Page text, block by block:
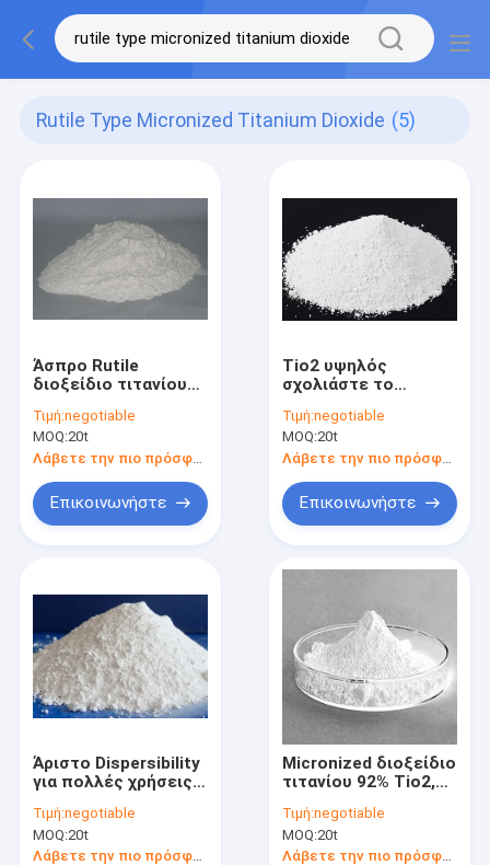
Rutile Type Micronized Titanium Dioxide (5)
Άσπρο Rutile
διοξείδιο τιτανίου
Micronized στη σκιά
ματιών
Τιμή:negotiable
MOQ:20t
Λάβετε την πιο πρόσφατη τιμή
Επικοινωνήστε
Tio2 υψηλός
σχολιάστε το
τιτανίου για το
βιομηχανικό
επίστρωμα
Τιμή:negotiable
MOQ:20t
Επικοινωνήστε
Άριστο Dispersibility
για πολλές χρήσεις
διοξείδιο τιτανίου
Τιμή:negotiable
MOQ:20t
Λάβετε την πιο πρόσφατη τιμή
Micronized διοξείδιο
τιτανίου 92% Tio2,
Nanoparticle για το
λάστιχο
Τιμή:negotiable
MOQ:20t